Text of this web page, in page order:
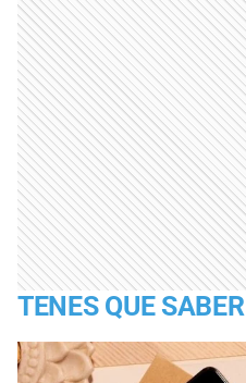
TENES QUE SABER